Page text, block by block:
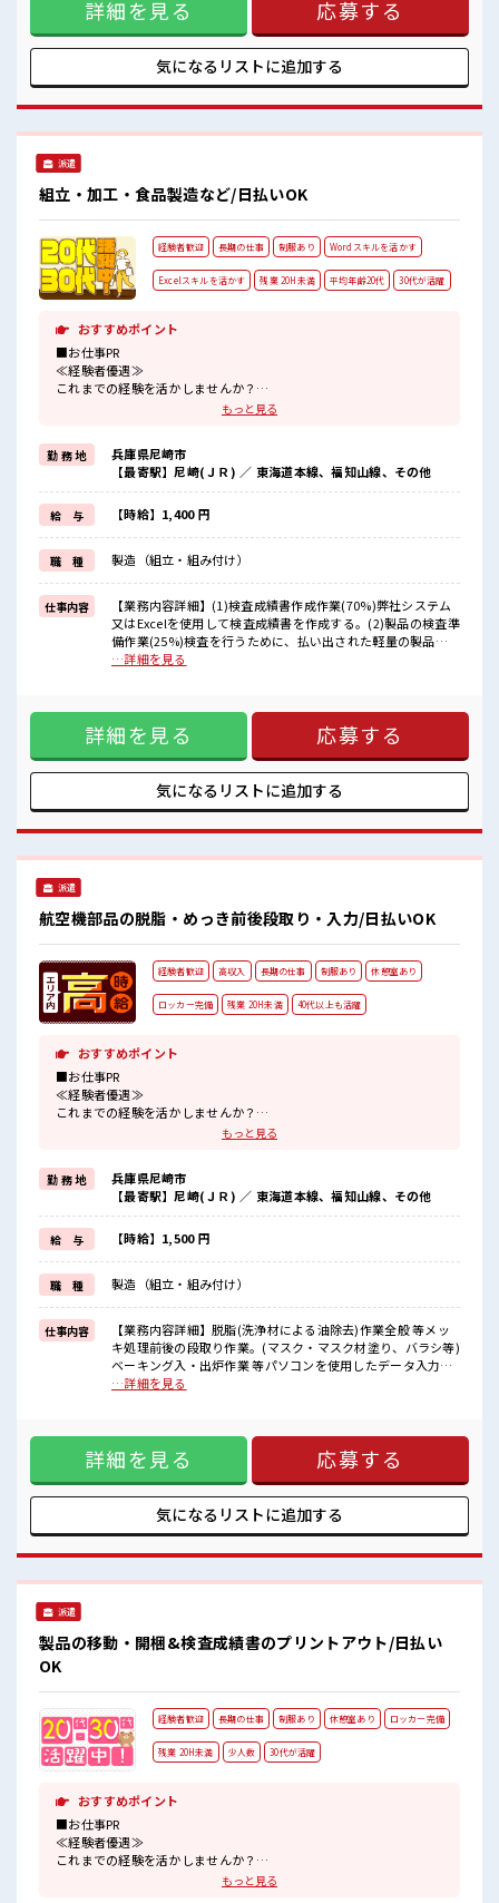
高収入もバッチリ目指せますよ！
らしスタートにもピッタリ♪ ■お仕事PR ≪寮で住込みで働こ
う≫ 自宅～職場が遠くても、 興味があれば安心して応募でき
ちゃう！ 自分で部屋を借りるより安く住めちゃうかも？ ≪経
験者優遇≫ これまでの経験を活かしませんか？ ブランクがあ
っても大丈夫♪ 経験はちょっとだけ…という方もOK！ ≪稼
20時間以上あります♪ ≪ヘアカラーOKで自由な雰囲気の職
場≫ 明るすぎたり奇抜でなければ基本的に自由！ (規定有)≪
OKなのはウレシイPoint☆ ≪20代の方が多数活躍中の職場≫
休憩室でホッと一息リフレッシュ！ 高収入もバッチリ目指せ
ますよ！
詳細を見る 応募する
気になるリストに追加する
派遣
組立・加工・食品製造など/日払いOK
経験者歓迎 長期の仕事 制服あり Wordスキルを活かす
Excelスキルを活かす 残業 20H未満 平均年齢20代 30代が活躍
おすすめポイント
■お仕事PR
≪経験者優遇≫
これまでの経験を活かしませんか？
≪適度な残業でお給料UP≫
残業は月20時間未満で、
ほどよく稼げます♪
制服があると毎日の服選びに悩まずOK♪
≪自分に向いている仕事が探せる≫
困った事などがあれば、
担当がしっかりサポートします！
■職場の雰囲気
20代の若い世代がたくさん活躍中の活気ある職場！
残業も1日1H程度あるので給料の上乗せも期待できそう！
あなたのスキルを活かしませんか？
もっと見る
勤 務 地
兵庫県尼崎市
【最寄駅】尼崎(ＪＲ) ／ 東海道本線、福知山線、その他
給 与 【時給】1,400 円
職 種 製造（組立・組み付け）
仕事内容
【業務内容詳細】(1)検査成績書作成作業(70%)弊社システム
又はExcelを使用して検査成績書を作成する。(2)製品の検査準
備作業(25%)検査を行うために、払い出された軽量の製品を
開梱し並べる、また検査後に製品をもとの箱に戻す作業。(3)
■お仕事PR ≪経験者優遇≫ これまでの経験を活かしません
か？ ブランクがあっても大丈夫♪ 経験はちょっとだけ…とい
う方もOK！ ≪適度な残業でお給料UP≫ 残業は月20時間未満
で、 ほどよく稼げます♪ 制服があると毎日の服選びに悩まず
OK♪ ≪自分に向いている仕事が探せる≫ 困った事などがあ
れば、 担当がしっかりサポートします！ ■職場の雰囲気 20代
程度あるので給料の上乗せも期待できそう！ あなたのスキル
を活かしませんか？
…詳細を見る
詳細を見る 応募する
気になるリストに追加する
派遣
航空機部品の脱脂・めっき前後段取り・入力/日払いOK
経験者歓迎 高収入 長期の仕事 制服あり 休憩室あり
ロッカー完備 残業 20H未満 40代以上も活躍
おすすめポイント
■お仕事PR
≪経験者優遇≫
これまでの経験を活かしませんか？
≪ちょっとの残業で収入アップ≫
残業は月20時間未満で、
ほどよく稼げます♪
≪ラクラク制服アリ≫
制服があるので、
毎日の服装の悩み解消♪
≪自分に向いている仕事が探せる≫
困った事などがあれば、
担当がしっかりサポートします！
■職場の雰囲気
休憩室で自分タイム！
のんびりスマホチェック♪
ホドよく残業があるのでホドよく働きたい方にオススメ！
もっと見る
勤 務 地
兵庫県尼崎市
【最寄駅】尼崎(ＪＲ) ／ 東海道本線、福知山線、その他
給 与 【時給】1,500 円
職 種 製造（組立・組み付け）
仕事内容
【業務内容詳細】脱脂(洗浄材による油除去)作業全般 等メッ
キ処理前後の段取り作業。(マスク・マスク材塗り、バラシ等)
ベーキング入・出炉作業 等パソコンを使用したデータ入力
【取扱製品情報】 航空機部品 ■お仕事PR ≪経験者優遇≫ こ
で収入アップ≫ 残業は月20時間未満で、 ほどよく稼げます♪
≪ラクラク制服アリ≫ 制服があるので、 毎日の服装の悩み解
消♪ ≪自分に向いている仕事が探せる≫ 困った事などがあれ
ば、 担当がしっかりサポートします！ ■職場の雰囲気 休憩室
で自分タイム！ のんびりスマホチェック♪ 職場にはロッカー
完備！ 私物の置きすぎには注意が必要ですね★ ホドよく残業
…詳細を見る
詳細を見る 応募する
気になるリストに追加する
派遣
製品の移動・開梱&検査成績書のプリントアウト/日払い
OK
経験者歓迎 長期の仕事 制服あり 休憩室あり ロッカー完備
残業 20H未満 少人数 30代が活躍
おすすめポイント
■お仕事PR
≪経験者優遇≫
これまでの経験を活かしませんか？
もっと見る